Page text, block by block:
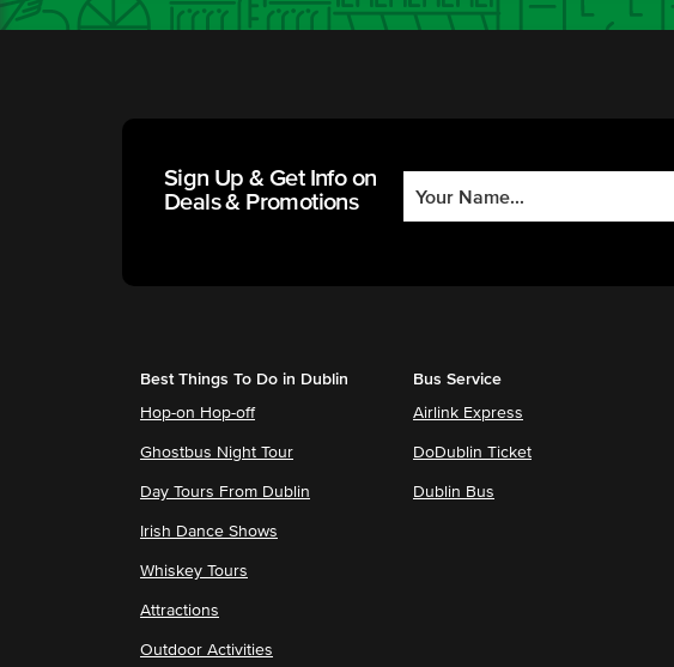
Sign Up & Get Info on
Deals & Promotions
Best Things To Do in Dublin
Hop-on Hop-off
Ghostbus Night Tour
Day Tours From Dublin
Irish Dance Shows
Whiskey Tours
Attractions
Outdoor Activities
Bus Service
Airlink Express
DoDublin Ticket
Dublin Bus